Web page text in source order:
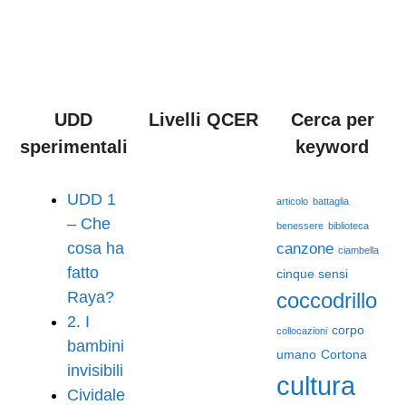
UDD
sperimentali
UDD 1
– Che
cosa ha
fatto
Raya?
2. I
bambini
invisibili
Cividale
Livelli QCER
Cerca per
keyword
articolo battaglia
benessere biblioteca
canzone ciambella
cinque sensi
coccodrillo
collocazioni corpo
umano Cortona
cultura